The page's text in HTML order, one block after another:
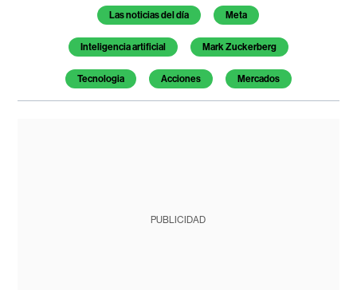
Temas de este artículo
Las noticias del día Meta
Inteligencia artificial Mark Zuckerberg
Tecnologia Acciones Mercados
PUBLICIDAD